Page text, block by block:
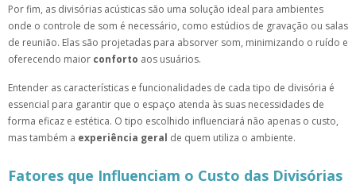
Por fim, as divisórias acústicas são uma solução ideal para ambientes
onde o controle de som é necessário, como estúdios de gravação ou salas
de reunião. Elas são projetadas para absorver som, minimizando o ruído e
oferecendo maior conforto aos usuários.
Entender as características e funcionalidades de cada tipo de divisória é
essencial para garantir que o espaço atenda às suas necessidades de
forma eficaz e estética. O tipo escolhido influenciará não apenas o custo,
mas também a experiência geral de quem utiliza o ambiente.
Fatores que Influenciam o Custo das Divisórias